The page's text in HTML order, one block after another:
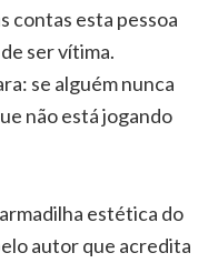
contas esta pessoa
ser vítima.
se alguém nunca
não está jogando
estética do
autor que acredita